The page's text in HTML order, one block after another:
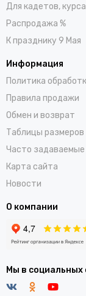
Для кадетов,
Распродажа %
К празднику 9 Мая
Информация
Политика
Правила продажи
Обмен и возврат
Таблицы размеров
Часто
Карта сайта
Новости
О компании
Мы в социальных